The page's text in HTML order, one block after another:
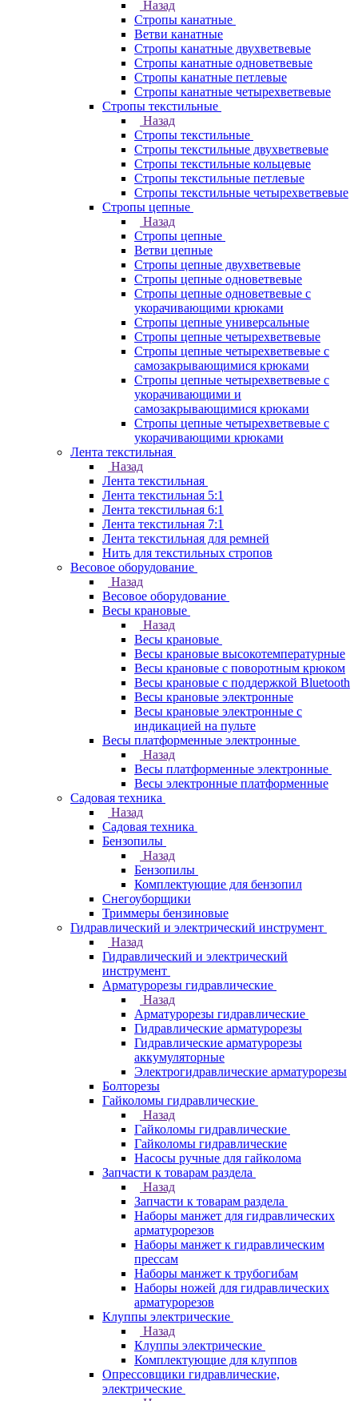
Назад
Стропы канатные
Ветви канатные
Стропы канатные двухветвевые
Стропы канатные одноветвевые
Стропы канатные петлевые
Стропы канатные четырехветвевые
Стропы текстильные
Назад
Стропы текстильные
Стропы текстильные двухветвевые
Стропы текстильные кольцевые
Стропы текстильные петлевые
Стропы текстильные четырехветвевые
Стропы цепные
Назад
Стропы цепные
Ветви цепные
Стропы цепные двухветвевые
Стропы цепные одноветвевые
Стропы цепные одноветвевые с
укорачивающими крюками
Стропы цепные универсальные
Стропы цепные четырехветвевые
Стропы цепные четырехветвевые с
самозакрывающимися крюками
Стропы цепные четырехветвевые с
укорачивающими и
самозакрывающимися крюками
Стропы цепные четырехветвевые с
укорачивающими крюками
Лента текстильная
Назад
Лента текстильная
Лента текстильная 5:1
Лента текстильная 6:1
Лента текстильная 7:1
Лента текстильная для ремней
Нить для текстильных стропов
Весовое оборудование
Назад
Весовое оборудование
Весы крановые
Назад
Весы крановые
Весы крановые высокотемпературные
Весы крановые с поворотным крюком
Весы крановые с поддержкой Bluetooth
Весы крановые электронные
Весы крановые электронные с
индикацией на пульте
Весы платформенные электронные
Назад
Весы платформенные электронные
Весы электронные платформенные
Садовая техника
Назад
Садовая техника
Бензопилы
Назад
Бензопилы
Комплектующие для бензопил
Снегоуборщики
Триммеры бензиновые
Гидравлический и электрический инструмент
Назад
Гидравлический и электрический
инструмент
Арматурорезы гидравлические
Назад
Арматурорезы гидравлические
Гидравлические арматурорезы
Гидравлические арматурорезы
аккумуляторные
Электрогидравлические арматурорезы
Болторезы
Гайколомы гидравлические
Назад
Гайколомы гидравлические
Гайколомы гидравлические
Насосы ручные для гайколома
Запчасти к товарам раздела
Назад
Запчасти к товарам раздела
Наборы манжет для гидравлических
арматурорезов
Наборы манжет к гидравлическим
прессам
Наборы манжет к трубогибам
Наборы ножей для гидравлических
арматурорезов
Клуппы электрические
Назад
Клуппы электрические
Комплектующие для клуппов
Опрессовщики гидравлические,
электрические